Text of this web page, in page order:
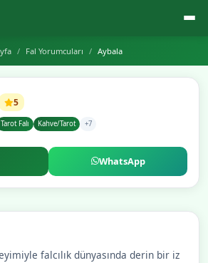
Fal Yorumcuları Aybala
5
Tarot Falı Kahve/Tarot +7
WhatsApp
falcılık dünyasında derin bir iz